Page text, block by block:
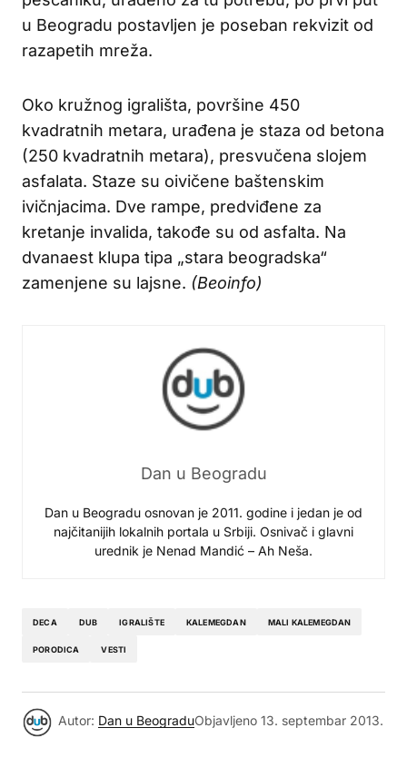
u Beogradu postavljen je poseban rekvizit od
razapetih mreža.
Oko kružnog igrališta, površine 450
kvadratnih metara, urađena je staza od betona
(250 kvadratnih metara), presvučena slojem
asfalata. Staze su oivičene baštenskim
ivičnjacima. Dve rampe, predviđene za
kretanje invalida, takođe su od asfalta. Na
dvanaest klupa tipa „stara beogradska“
zamenjene su lajsne. (Beoinfo)
Dan u Beogradu
Dan u Beogradu osnovan je 2011. godine i jedan je od
najčitanijih lokalnih portala u Srbiji. Osnivač i glavni
urednik je Nenad Mandić – Ah Neša.
DECA DUB IGRALIŠTE KALEMEGDAN MALI KALEMEGDAN
PORODICA VESTI
Autor: Dan u BeograduObjavljeno 13. septembar 2013.